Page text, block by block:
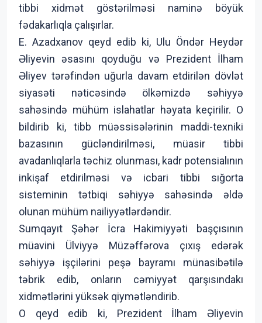
tibbi xidmət göstərilməsi naminə böyük
fədakarlıqla çalışırlar.
E. Azadxanov qeyd edib ki, Ulu Öndər Heydər
Əliyevin əsasını qoyduğu və Prezident İlham
Əliyev tərəfindən uğurla davam etdirilən dövlət
siyasəti nəticəsində ölkəmizdə səhiyyə
sahəsində mühüm islahatlar həyata keçirilir. O
bildirib ki, tibb müəssisələrinin maddi-texniki
bazasının gücləndirilməsi, müasir tibbi
avadanlıqlarla təchiz olunması, kadr potensialının
inkişaf etdirilməsi və icbari tibbi sığorta
sisteminin tətbiqi səhiyyə sahəsində əldə
olunan mühüm nailiyyətlərdəndir.
Sumqayıt Şəhər İcra Hakimiyyəti başçısının
müavini Ülviyyə Müzəffərova çıxış edərək
səhiyyə işçilərini peşə bayramı münasibətilə
təbrik edib, onların cəmiyyət qarşısındakı
xidmətlərini yüksək qiymətləndirib.
O qeyd edib ki, Prezident İlham Əliyevin